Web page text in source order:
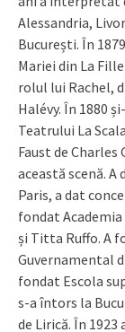
Alessandria,
București. În
Mariei din La
rolul lui Rachel,
Halévy. În 1880
Teatrului La
Faust de
această scenă. A
Paris, a dat
fondat
și Titta Ruffo. A
Guvernamental
fondat Escola
s-a întors la
de Lirică. În